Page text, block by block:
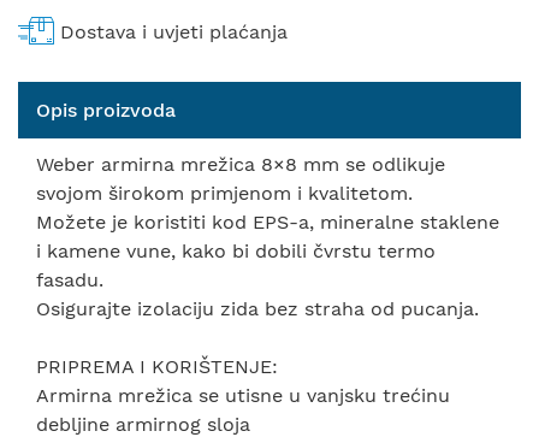
Dostava i uvjeti plaćanja
Opis proizvoda
Weber armirna mrežica 8×8 mm se odlikuje
svojom širokom primjenom i kvalitetom.
Možete je koristiti kod EPS-a, mineralne staklene
i kamene vune, kako bi dobili čvrstu termo
fasadu.
Osigurajte izolaciju zida bez straha od pucanja.
PRIPREMA I KORIŠTENJE:
Armirna mrežica se utisne u vanjsku trećinu
debljine armirnog sloja